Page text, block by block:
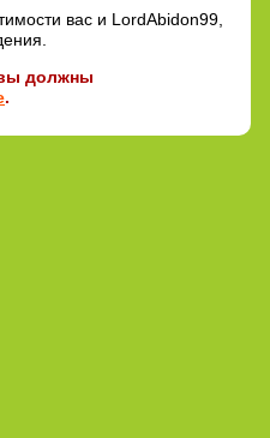
вас и LordAbidon99,
должны
.